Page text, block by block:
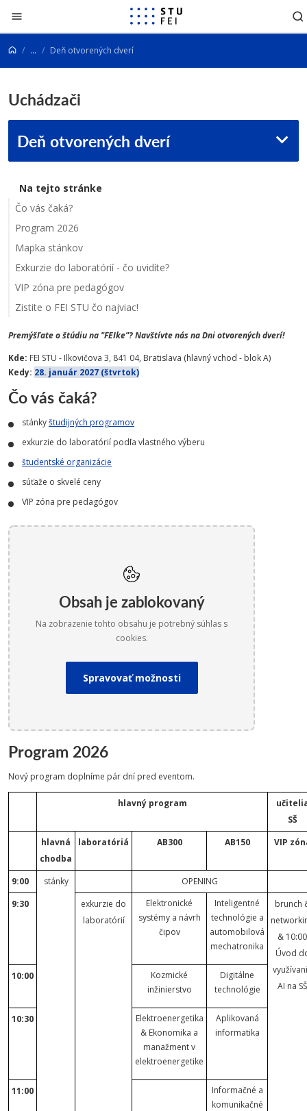
Prejsť na obsah
... Deň otvorených dverí
Uchádzači
Deň otvorených dverí
Na tejto stránke
Čo vás čaká?
Program 2026
Mapka stánkov
Exkurzie do laboratórií - čo uvidíte?
VIP zóna pre pedagógov
Zistite o FEI STU čo najviac!
Premýšľate o štúdiu na "FEIke"? Navštívte nás na Dni otvorených dverí!
Kde: FEI STU - Ilkovičova 3, 841 04, Bratislava (hlavný vchod - blok A)
Kedy: 28. január 2027 (štvrtok)
Čo vás čaká?
stánkyštudijných programov
exkurzie do laboratórií podľa vlastného výberu
študentské organizácie
súťaže o skvelé ceny
VIP zóna pre pedagógov
Obsah je zablokovaný
Na zobrazenie tohto obsahu je potrebný súhlas s
cookies.
Spravovať možnosti
Program 2026
Nový program doplníme pár dní pred eventom.
hlavný program
SŠ
hlavná
chodba
laboratóriá AB300 AB150 VIP
9:00 stánky
OPENING
9:30
exkurzie do
laboratórií
Elektronické
systémy a návrh
čipov
Inteligentné
technológie a
automobilová
mechatronika
brunch
& 10:00
Úvod
AI na SŠ
10:00
Kozmické
inžinierstvo
Digitálne
technológie
10:30
Elektroenergetika
& Ekonomika a
manažment v
elektroenergetike
Aplikovaná
informatika
11:00
Informačné a
komunikačné